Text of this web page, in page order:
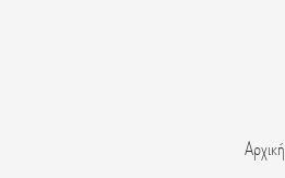
Αρχική